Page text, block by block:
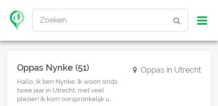
Zoeken
Oppas Nynke (51)
Hallo, ik ben Nynke. Ik woon sinds
twee jaar in Utrecht, met veel
plezier! Ik kom oorspronkelijk u...
Oppas in Utrecht